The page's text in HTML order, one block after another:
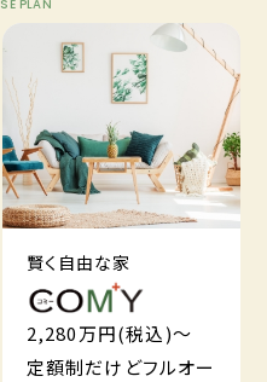
PLAN
賢く自由な家
2,280万円(税込)～
定額制だけどフルオー